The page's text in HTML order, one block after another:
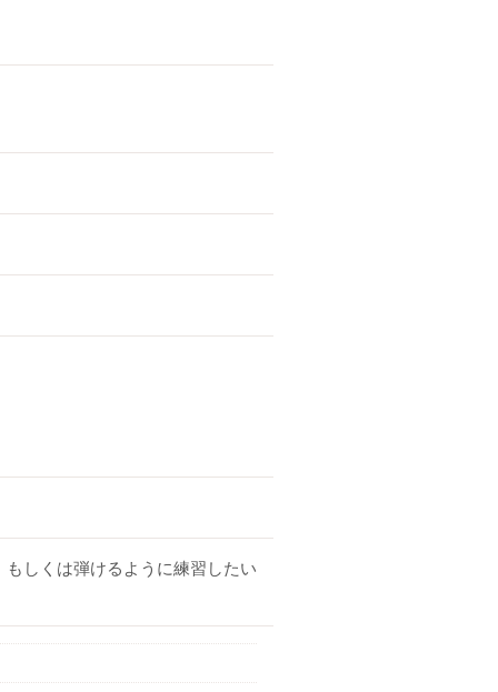
しくは弾けるように練習したい